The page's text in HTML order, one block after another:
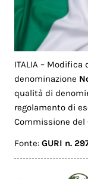
ITALIA –
denominazione
qualità di
regolamento di
Commissione del
Fonte:GURI n.